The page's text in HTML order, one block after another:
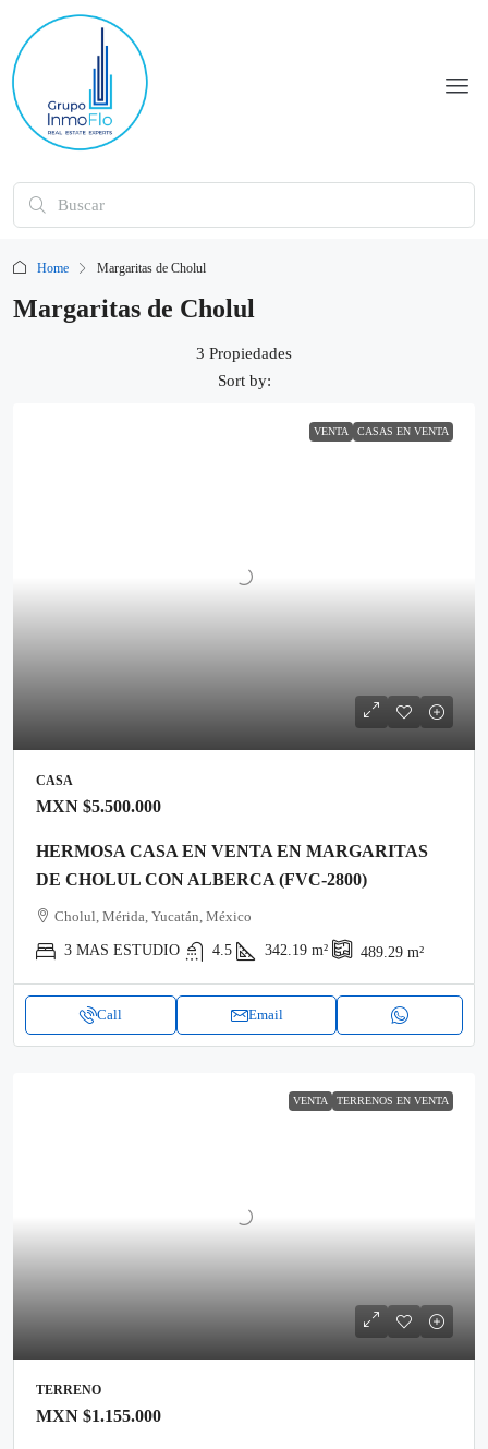
Home Margaritas de Cholul
Margaritas de Cholul
3 Propiedades
Sort by:
VENTA CASAS EN VENTA
CASA
MXN $5.500.000
HERMOSA CASA EN VENTA EN MARGARITAS
DE CHOLUL CON ALBERCA (FVC-2800)
Cholul, Mérida, Yucatán, México
3 MAS ESTUDIO 4.5 342.19 m² 489.29 m²
Call Email
VENTA TERRENOS EN VENTA
TERRENO
MXN $1.155.000